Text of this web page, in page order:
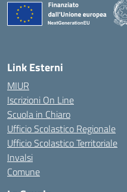
Link Esterni
MIUR
Iscrizioni On Line
Scuola in Chiaro
Ufficio Scolastico Regionale
Ufficio Scolastico Territoriale
Invalsi
Comune